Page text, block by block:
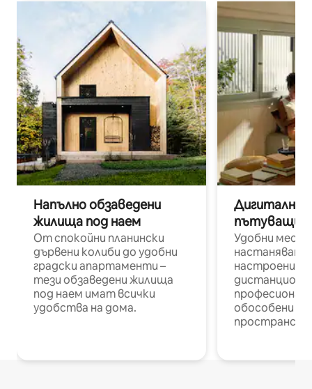
Напълно обзаведени
жилища под наем
От спокойни планински
дървени колиби до удобни
градски апартаменти –
тези обзаведени жилища
под наем имат всички
удобства на дома.
Дигитални
пътуващи
Удобни
настаняване
настроени и
обособени